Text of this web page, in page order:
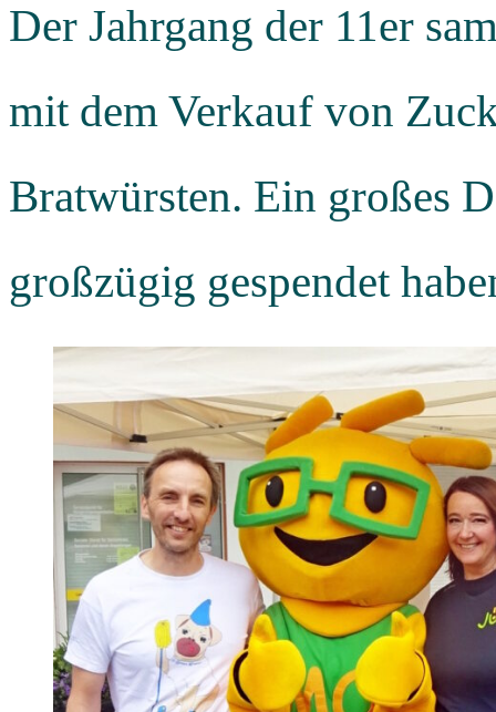
Der Jahrgang der 11er
mit dem Verkauf von
Bratwürsten. Ein großes
großzügig gespendet